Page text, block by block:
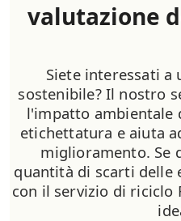
valutazione
Siete interessati
sostenibile? Il nostro
l'impatto ambientale
etichettatura e aiuta
miglioramento. Se
quantità di scarti delle
con il servizio di riciclo